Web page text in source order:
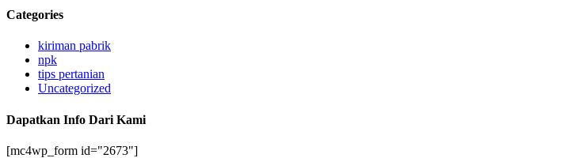
Categories
kiriman pabrik
npk
tips pertanian
Uncategorized
Dapatkan Info Dari Kami
[mc4wp_form id="2673"]